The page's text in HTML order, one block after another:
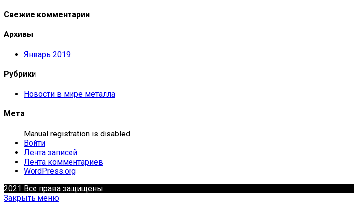
Свежие комментарии
Архивы
Январь 2019
Рубрики
Новости в мире металла
Мета
Manual registration is disabled
Войти
Лента записей
Лента комментариев
WordPress.org
2021 Все права защищены.
Закрыть меню